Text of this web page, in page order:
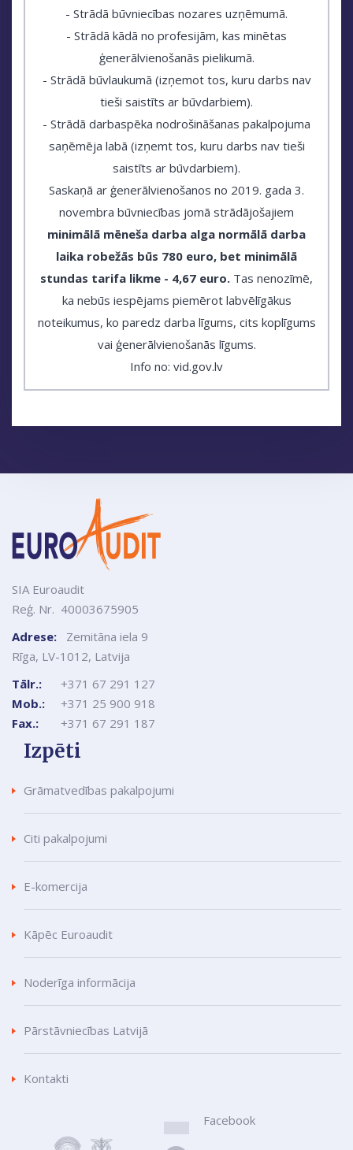
- Strādā būvniecības nozares uzņēmumā.
- Strādā kādā no profesijām, kas minētas
ģenerālvienošanās pielikumā.
- Strādā būvlaukumā (izņemot tos, kuru darbs nav
tieši saistīts ar būvdarbiem).
- Strādā darbaspēka nodrošināšanas pakalpojuma
saņēmēja labā (izņemt tos, kuru darbs nav tieši
saistīts ar būvdarbiem).
Saskaņā ar ģenerālvienošanos no 2019. gada 3.
novembra būvniecības jomā strādājošajiem
minimālā mēneša darba alga normālā darba
laika robežās būs 780 euro, bet minimālā
stundas tarifa likme - 4,67 euro. Tas nenozīmē,
ka nebūs iespējams piemērot labvēlīgākus
noteikumus, ko paredz darba līgums, cits koplīgums
vai ģenerālvienošanās līgums.
Info no: vid.gov.lv
SIA Euroaudit
Reģ. Nr. 40003675905
Adrese: Zemitāna iela 9
Rīga, LV-1012, Latvija
Tālr.: +371 67 291 127
Mob.: +371 25 900 918
Fax.: +371 67 291 187
Izpēti
Grāmatvedības pakalpojumi
Citi pakalpojumi
E-komercija
Kāpēc Euroaudit
Noderīga informācija
Pārstāvniecības Latvijā
Kontakti
Facebook